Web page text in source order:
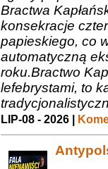
Bractwa
konsekracje
papieskiego, co
automatyczną
roku.Bractwo
lefebrystami, to
LIP-08 - 2026 |